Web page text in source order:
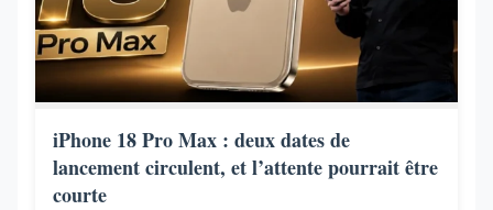
iPhone 18 Pro Max : deux dates de
lancement circulent, et l’attente pourrait être
courte